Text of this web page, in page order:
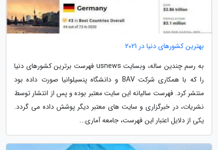
بهترین کشورهای دنیا در 2021
به رسم چندین ساله، وبسایت usnews فهرست برترین کشورهای دنیا
را که با همکاری شرکت BAV و دانشگاه پنسیلوانیا صورت داده بود
منتشر کرد. فهرست سالیانه این سایت معتبر بوده و پس از انتشار توسط
نشریات، در خبرگزاری و سایت های معتبر دیگر پوشش داده می گردد.
یکی از دلایل اعتبار این فهرست، جامعه آماری...